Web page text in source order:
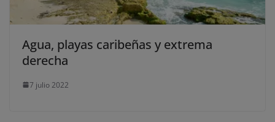
Agua, playas caribeñas y extrema
derecha
7 julio 2022